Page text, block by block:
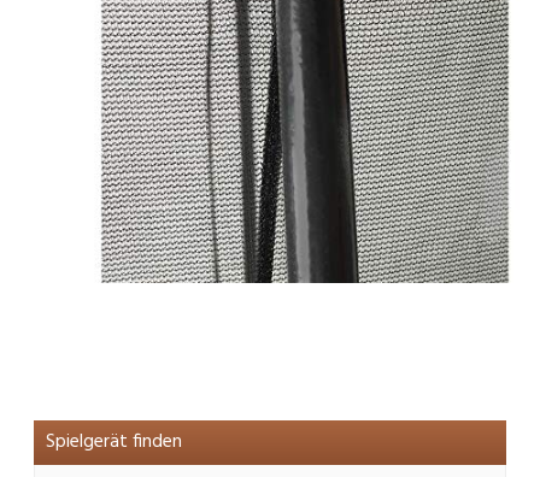
Spielgerät finden